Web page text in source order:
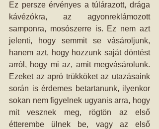
Ez persze érvényes a túlárazott, drága
kávézókra, az agyonreklámozott
samponra, mosószerre is. Ez nem azt
jelenti, hogy semmit se vásároljunk,
hanem azt, hogy hozzunk saját döntést
arról, hogy mi az, amit megvásárolunk.
Ezeket az apró trükköket az utazásaink
során is érdemes betartanunk, ilyenkor
sokan nem figyelnek ugyanis arra, hogy
mit vesznek meg, rögtön az első
étterembe ülnek be, vagy az első